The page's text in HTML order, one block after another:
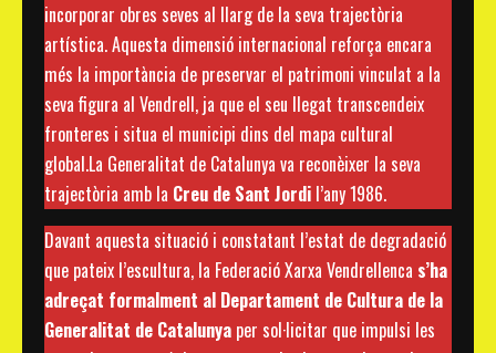
incorporar obres seves al llarg de la seva trajectòria
artística. Aquesta dimensió internacional reforça encara
més la importància de preservar el patrimoni vinculat a la
seva figura al Vendrell, ja que el seu llegat transcendeix
fronteres i situa el municipi dins del mapa cultural
global.La Generalitat de Catalunya va reconèixer la seva
trajectòria amb la Creu de Sant Jordi l’any 1986.
Davant aquesta situació i constatant l’estat de degradació
que pateix l’escultura, la Federació Xarxa Vendrellenca s’ha
adreçat formalment al Departament de Cultura de la
Generalitat de Catalunya per sol·licitar que impulsi les